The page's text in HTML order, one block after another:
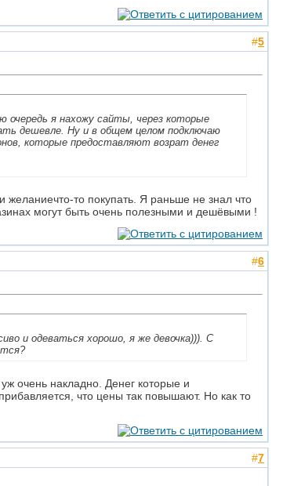
#5
очередь я нахожу сайты, через которые
дешевле. Ну и в общем целом подключаю
которые предоставляют возрат денег
желаниечто-то покупать. Я раньше не знал что
могут быть очень полезными и дешёвыми !
#6
и одеваться хорошо, я же девочка))). С
очень накладно. Денег которые и
что цены так повышают. Но как то
#7